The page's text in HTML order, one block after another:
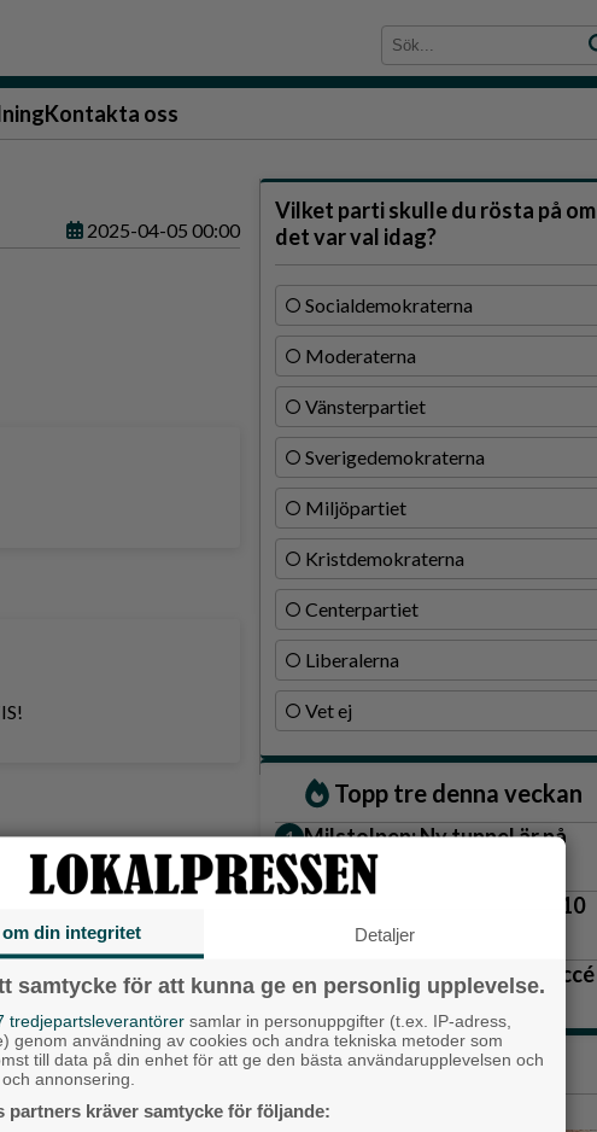
Kontakta oss
2025-04-05 00:00
Vilket parti skulle du rösta på om
det var val idag?
Socialdemokraterna
Moderaterna
Vänsterpartiet
Sverigedemokraterna
Miljöpartiet
Kristdemokraterna
Centerpartiet
Liberalerna
Vet ej
Topp tre denna veckan
Milstolpen: Ny tunnel är på
plats under järnvägen
Detta händer i Alingsås 3–10
augusti
Gatuköksklassiker blev succé
– nu växlar Ånga upp
Senaste artiklarna
Alingsås
din integritet Detaljer
samtycke för att kunna ge en personlig upplevelse.
tredjepartsleverantörer samlar in personuppgifter (t.ex. IP-adress,
genom användning av cookies och andra tekniska metoder som
till data på din enhet för att ge den bästa användarupplevelsen och
annonsering.
partners kräver samtycke för följande: